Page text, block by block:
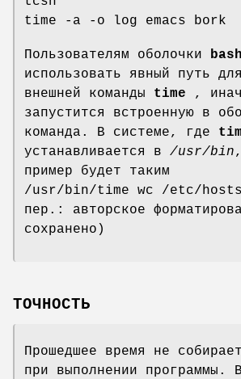
time -a -o log emacs bork
Пользователям оболочки bash
использовать явный путь
внешней команды time ,
запустится встроенную в
команда. В системе, где
устанавливается в /usr/bin
пример будет таким
/usr/bin/time wc /etc/
пер.: авторское
сохранено)
ТОЧНОСТЬ
Прошедшее время не
при выполнении программы. В